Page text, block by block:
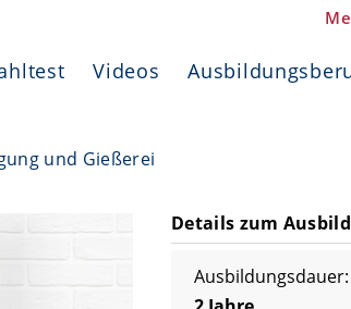
Videos
und Gießerei
Details zum
Ausbildungsdauer: